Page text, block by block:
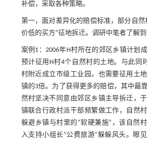
补偿，采取各种策略。
第一，面对差异化的赔偿标准，部分自然
价低的买方”征地拆迁。调研中笔者了解到
案例1：2006年H村所在的郊区乡镇计划
预计征用H村4个自然村的土地。与此同
村附近成立市级工业园，也需要征用土
镇的3倍。为了获得更多的赔偿，其中最
然村坚决不同意由郊区乡镇主导拆迁，
镇联合行政村派干部频繁做工作，自然
躲避乡镇与村里的“软硬兼施”，该自然
入支持小组长“公费旅游”躲躲风头。眼